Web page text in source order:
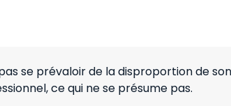
se prévaloir de la disproportion de son
ce qui ne se présume pas.